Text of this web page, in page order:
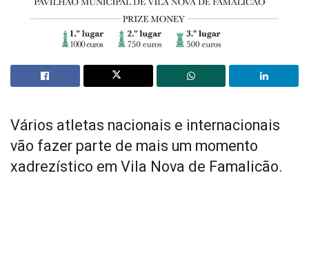
Vários atletas nacionais e internacionais
vão fazer parte de mais um momento
xadrezístico em Vila Nova de Famalicão.